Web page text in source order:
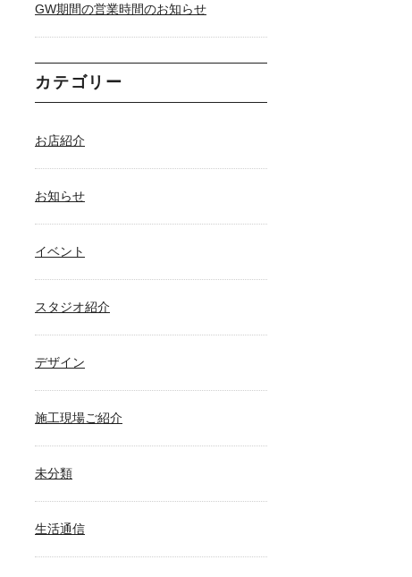
GW期間の営業時間のお知らせ
カテゴリー
お店紹介
お知らせ
イベント
スタジオ紹介
デザイン
施工現場ご紹介
未分類
生活通信